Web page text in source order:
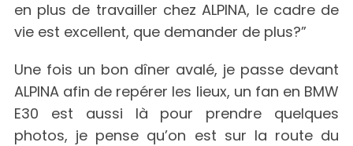
en plus de travailler chez ALPINA, le cadre de
vie est excellent, que demander de plus?”
Une fois un bon dîner avalé, je passe devant
ALPINA afin de repérer les lieux, un fan en BMW
E30 est aussi là pour prendre quelques
photos, je pense qu’on est sur la route du